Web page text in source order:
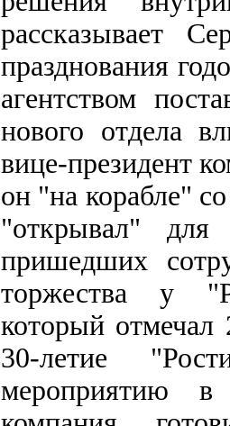
рассказывает
празднования
агентством
нового отдела
вице-президент
он "на корабле"
"открывал"
пришедших
торжества у
который отмечал
30-летие
мероприятию